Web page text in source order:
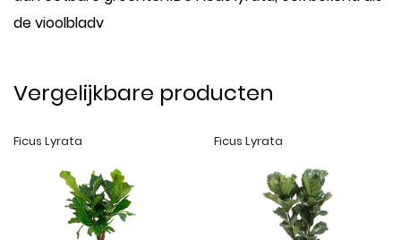
de vioolbladv
Vergelijkbare producten
Ficus Lyrata Ficus Lyrata